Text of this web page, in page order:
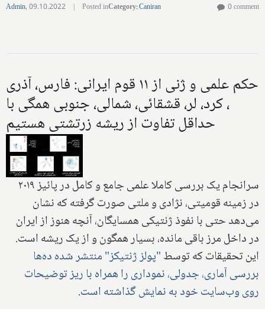
Admin,09.10.2022 | Posted inCategory:Caniran 0 comment
حکم علمی و ژنی از ۱۱ قوم ایرانی: فارس، آذری
، کرد، لر، قشقائی، شمالی، جنوبی همگی با
حداقل تفاوت از ریشه زرتشتی هستیم
سرانجام یک بررسی کاملا علمی جامع و کامل در پائیز ۲۰۱۹
در زمینه قومیتی، نژادی و ملتی صورت گرفته که نشان
می‌دهد حتی با نفوذ ژنتیکی همسایگان، آنچه هنوز از ایران
در داخل مرز باقی مانده، بسیار همگون و از یک ریشه است.
این تحقیقات که توسط"پولز ژنتیکز" منتشر شده ده‌ها
بررسی آماری، جدولی، نموداری را همراه با ریز توضیحات
روی وب‌سایت خود به نمایش گذاشته است.